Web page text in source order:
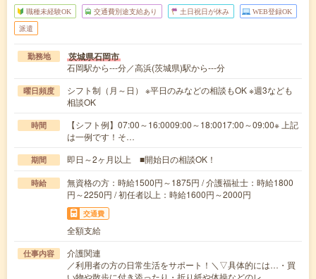
職種未経験OK 交通費別途支給あり 土日祝日が休み WEB登録OK
派遣
勤務地 茨城県石岡市
石岡駅から---分／高浜(茨城県)駅から---分
曜日頻度
シフト制（月～日） ※平日のみなどの相談もOK ※週3なども
相談OK
時間
【シフト例】07:00～16:0009:00～18:0017:00～09:00※ 上記
は一例です！そ…
期間 即日～2ヶ月以上 ■開始日の相談OK！
時給
無資格の方：時給1500円～1875円 / 介護福祉士：時給1800
円～2250円 / 初任者以上：時給1600円～2000円
交通費
全額支給
仕事内容
介護関連
／利用者の方の日常生活をサポート！＼▽具体的には…・買